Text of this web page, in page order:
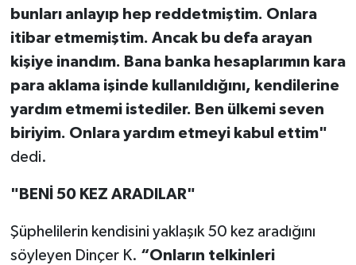
bunları anlayıp hep reddetmiştim. Onlara
itibar etmemiştim. Ancak bu defa arayan
kişiye inandım. Bana banka hesaplarımın kara
para aklama işinde kullanıldığını, kendilerine
yardım etmemi istediler. Ben ülkemi seven
biriyim. Onlara yardım etmeyi kabul ettim"
dedi.
"BENİ 50 KEZ ARADILAR"
Şüphelilerin kendisini yaklaşık 50 kez aradığını
söyleyen Dinçer K. “Onların telkinleri